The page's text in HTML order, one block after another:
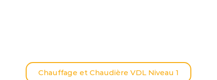
Chauffage et Chaudière VDL Niveau 1